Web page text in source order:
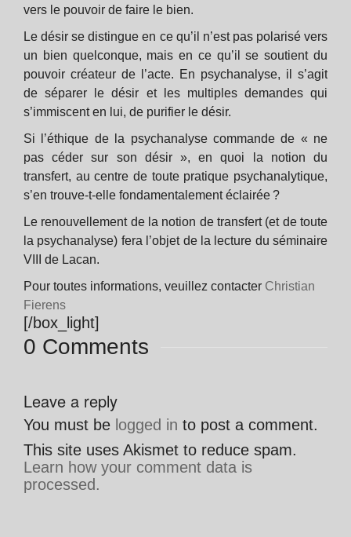
vers le pouvoir de faire le bien.
Le désir se distingue en ce qu’il n’est pas polarisé vers
un bien quelconque, mais en ce qu’il se soutient du
pouvoir créateur de l’acte. En psychanalyse, il s’agit
de séparer le désir et les multiples demandes qui
s’immiscent en lui, de purifier le désir.
Si l’éthique de la psychanalyse commande de « ne
pas céder sur son désir », en quoi la notion du
transfert, au centre de toute pratique psychanalytique,
s’en trouve-t-elle fondamentalement éclairée ?
Le renouvellement de la notion de transfert (et de toute
la psychanalyse) fera l’objet de la lecture du séminaire
VIII de Lacan.
Pour toutes informations, veuillez contacter Christian
Fierens
[/box_light]
0 Comments
Leave a reply
You must be logged in to post a comment.
This site uses Akismet to reduce spam.
Learn how your comment data is
processed.